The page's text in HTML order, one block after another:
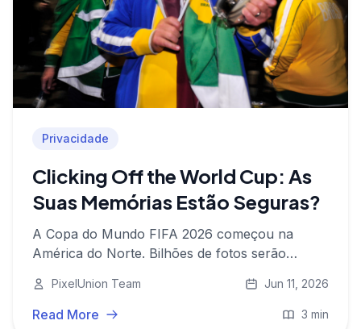
Privacidade
Clicking Off the World Cup: As
Suas Memórias Estão Seguras?
A Copa do Mundo FIFA 2026 começou na
América do Norte. Bilhões de fotos serão
nunca foi tão importante.
PixelUnion Team Jun 11, 2026
Read More 3 min